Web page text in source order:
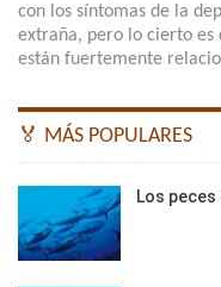
con los síntomas de la
extraña, pero lo cierto
están fuertemente
🏅 MÁS POPULARES
Los